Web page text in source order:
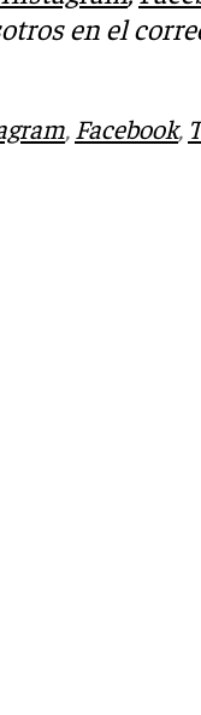
en el
, Facebook,